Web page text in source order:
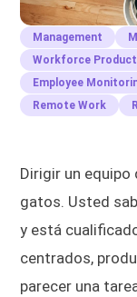
Management
Workforce
Employee
Remote Work
Dirigir un
gatos. Usted
y está
centrados,
parecer una